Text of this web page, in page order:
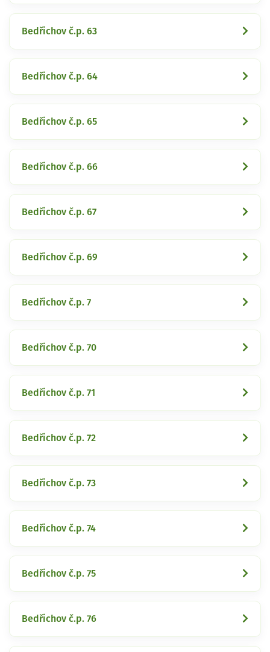
Bedřichov č.p. 63
Bedřichov č.p. 64
Bedřichov č.p. 65
Bedřichov č.p. 66
Bedřichov č.p. 67
Bedřichov č.p. 69
Bedřichov č.p. 7
Bedřichov č.p. 70
Bedřichov č.p. 71
Bedřichov č.p. 72
Bedřichov č.p. 73
Bedřichov č.p. 74
Bedřichov č.p. 75
Bedřichov č.p. 76